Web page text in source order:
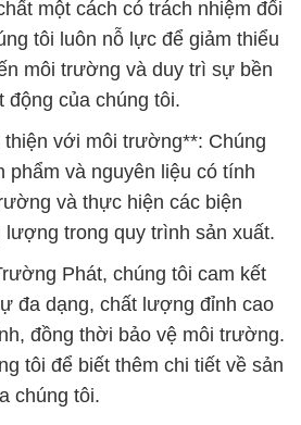
một cách có trách nhiệm đối
tôi luôn nỗ lực để giảm thiểu
môi trường và duy trì sự bền
động của chúng tôi.
với môi trường**: Chúng
phẩm và nguyên liệu có tính
và thực hiện các biện
lượng trong quy trình sản xuất.
Phát, chúng tôi cam kết
đa dạng, chất lượng đỉnh cao
đồng thời bảo vệ môi trường.
tôi để biết thêm chi tiết về sản
chúng tôi.